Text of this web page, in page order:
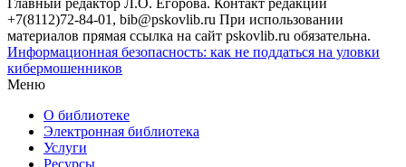
+7(8112)72-84-01, bib@pskovlib.ru При использовании
материалов прямая ссылка на сайт pskovlib.ru обязательна.
Информационная безопасность: как не поддаться на уловки
кибермошенников
Меню
О библиотеке
Электронная библиотека
Услуги
Ресурсы